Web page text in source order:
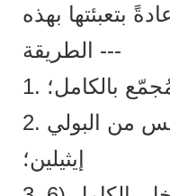
بتعبئتها بهذه
الطريقة ---
مُجمّع بالكامل؛
2. يتم تغليف الوحدة بكيس من البولي
إيثيلين؛